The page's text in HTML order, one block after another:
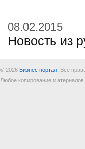
08.02.2015
Новость из
© 2026 Бизнес портал . Все
Любое копирование